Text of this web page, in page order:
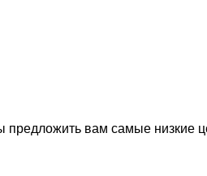
вам самые низкие